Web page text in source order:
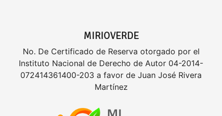
MIRIOVERDE
No. De Certificado de Reserva otorgado por el
Instituto Nacional de Derecho de Autor 04-2014-
072414361400-203 a favor de Juan José Rivera
Martínez